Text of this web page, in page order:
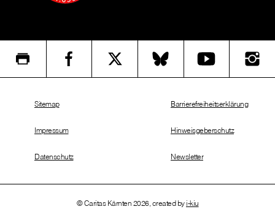
© Caritas Kärnten 2026, created by i-kiu
Sitemap
Impressum
Datenschutz
Barrierefreiheitserklärung
Hinweisgeberschutz
Newsletter